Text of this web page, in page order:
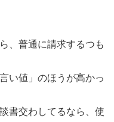
、普通に請求するつも
い値」のほうが高かっ
書交わしてるなら、使